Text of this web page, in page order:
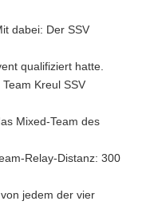
dabei: Der SSV
qualifiziert hatte.
Kreul SSV
Mixed-Team des
Relay-Distanz: 300
jedem der vier